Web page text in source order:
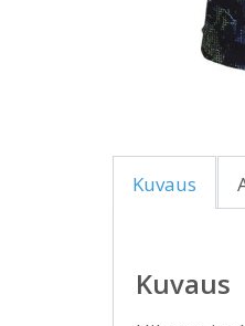
Kuvaus
Kuvaus